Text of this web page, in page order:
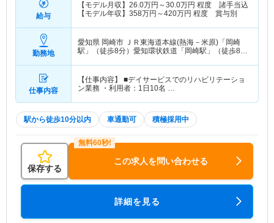
給与
【モデル月収】 26.0万円～30.0万円 程度 諸手当込
【モデル年収】 358万円～420万円 程度 賞与別
勤務地
愛知県 岡崎市 ＪＲ東海道本線(熱海－米原)「岡崎
駅」（徒歩8分）愛知環状鉄道「岡崎駅」（徒歩8
仕事内容
【仕事内容】 ■デイサービスでのリハビリテーショ
ン業務 ・利用者：1日10名 …
駅から徒歩10分以内 車通勤可 積極採用中
保存する
この求人を問い合わせる
詳細を見る